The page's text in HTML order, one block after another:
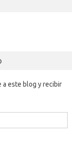
este blog y recibir